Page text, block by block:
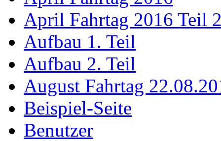
April Fahrtag 2016 Teil
Aufbau 1. Teil
Aufbau 2. Teil
August Fahrtag
Beispiel-Seite
Benutzer